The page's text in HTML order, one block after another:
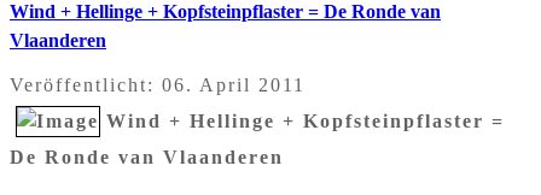
Wind + Hellinge + Kopfsteinpflaster = De Ronde van
Vlaanderen
Veröffentlicht: 06. April 2011
Wind + Hellinge + Kopfsteinpflaster =
De Ronde van Vlaanderen